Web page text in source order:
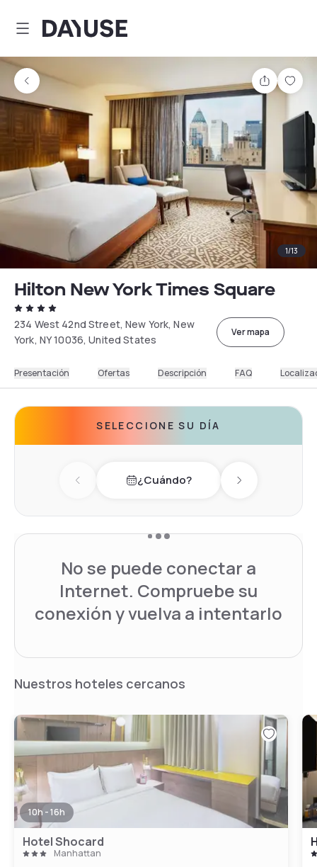
Dayuse
1/13
Hilton New York Times Square
234 West 42nd Street, New York, New
York, NY 10036, United States
Ver mapa
Presentación Ofertas Descripción FAQ
SELECCIONE SU DÍA
Previous day¿Cuándo? Next day
No se puede conectar a
Internet. Compruebe su
conexión y vuelva a intentarlo
Nuestros hoteles cercanos
10h - 16h
Hotel Shocard
Manhattan